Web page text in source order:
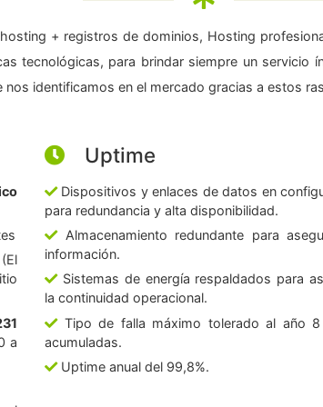
+ registros de dominios, Hosting
tecnológicas, para brindar siempre un
identificamos en el mercado gracias a estos
a
Uptime
Dispositivos y enlaces de datos en
para redundancia y alta disponibilidad.
Almacenamiento redundante para
información.
Sistemas de energía respaldados para
la continuidad operacional.
Tipo de falla máximo tolerado al año 8
acumuladas.
Uptime anual del 99,8%.